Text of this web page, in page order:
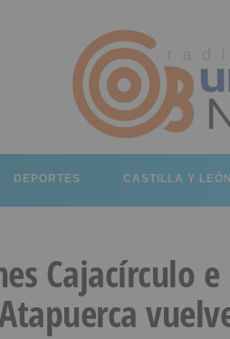
DEPORTES CASTILLA Y LEÓN
Cajacírculo